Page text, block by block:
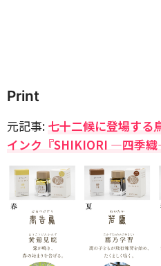
Print
元記事: 七十二候に登場する
インク『SHIKIORI ―四季